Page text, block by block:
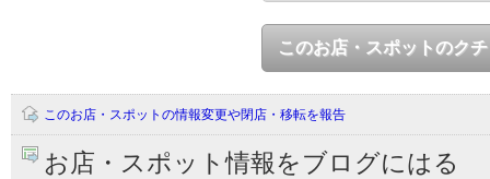
このお店・スポットのク
このお店・スポットの情報変更や閉店・移転を報告
お店・スポット情報をブログにはる